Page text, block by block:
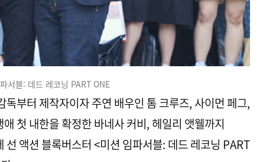
서블: 데드 레코닝 PART ONE
부터 제작자이자 주연 배우인 톰 크루즈, 사이먼 페그,
첫 내한을 확정한 바네사 커비, 헤일리 앳웰까지
선 액션 블록버스터 <미션 임파서블: 데드 레코닝 PART